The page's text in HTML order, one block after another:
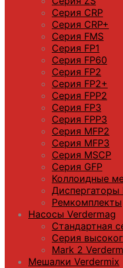
Серия CRP
Серия CRP+
Серия FMS
Серия FP1
Серия FP60
Серия FP2
Серия FP2+
Серия FPP2
Серия FP3
Серия FPP3
Серия МFP2
Серия МFP3
Серия MSCP
Серия GFP
Коллоидные
Диспергаторы
Ремкомплекты
Насосы Verdermag
Стандартная
Серия
Mark 2
Мешалки Verdermix